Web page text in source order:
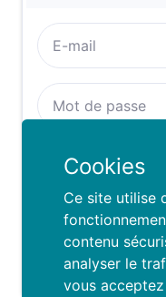
Cookies
Ce site utilise
contenu
analyser le
vous
Se rappeller de moi
Mot